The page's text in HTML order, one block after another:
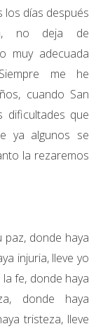
días después
no deja de
muy adecuada
me he
cuando San
dificultades que
ya algunos se
la rezaremos
paz, donde haya
injuria, lleve yo
fe, donde haya
donde haya
tristeza, lleve